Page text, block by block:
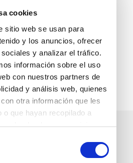
cookies
sitio web se usan para
y los anuncios, ofrecer
y analizar el tráfico.
información sobre el uso
con nuestros partners de
y análisis web, quienes
otra información que les
o que hayan recopilado a
hecho de sus servicios.